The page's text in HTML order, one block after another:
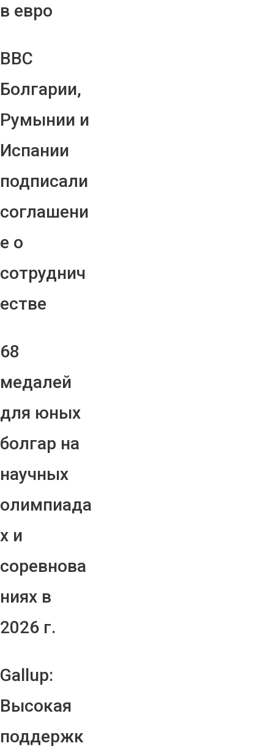
в евро
ВВС
Болгарии,
Румынии и
Испании
подписали
соглашени
е о
сотруднич
естве
68
медалей
для юных
болгар на
научных
олимпиада
х и
соревнова
ниях в
2026 г.
Gallup:
Высокая
поддержк